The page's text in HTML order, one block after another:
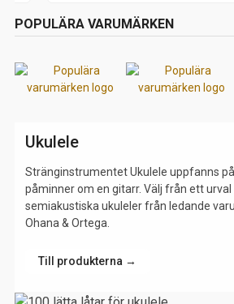
POPULÄRA VARUMÄRKEN
Ukulele
Stränginstrumentet Ukulele uppfanns
påminner om en gitarr. Välj från ett urval
semiakustiska ukuleler från ledande
Ohana & Ortega.
Till produkterna →